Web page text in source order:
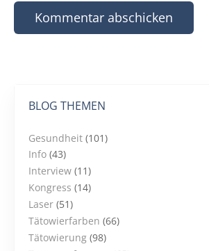
BLOG THEMEN
Gesundheit (101)
Info (43)
Interview (11)
Kongress (14)
Laser (51)
Tätowierfarben (66)
Tätowierung (98)